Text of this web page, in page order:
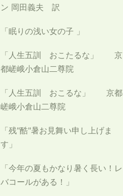
ン 岡田義夫 訳
「眠りの浅い女の子 」
「人生五訓 おこたるな」 京
都嵯峨小倉山二尊院
「人生五訓 おこるな」 京都
嵯峨小倉山二尊院
「残"酷"暑お見舞い申し上げま
す」
「今年の夏もかなり暑く長い！レ
バコールがある！」